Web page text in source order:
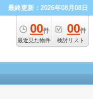
最終更新：2026年08月08日
00件
最近見た物件
00件
検討リスト